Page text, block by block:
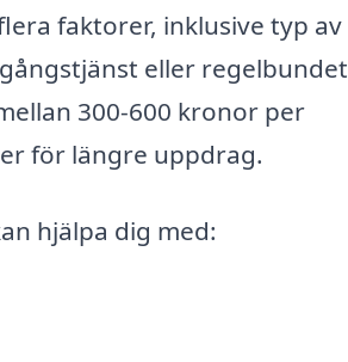
faktorer, inklusive typ av
eller regelbundet
300-600 kronor per
för längre uppdrag.
hjälpa dig med: